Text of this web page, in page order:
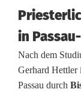
r
j
u
b
in
Nach dem
Gerhard Hettler
Passau durch